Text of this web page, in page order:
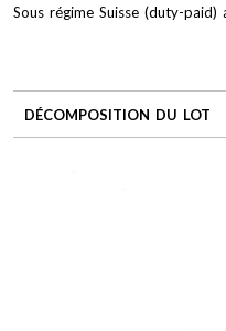
Sous régime Suisse (duty-
DÉCOMPOSITION DU LOT